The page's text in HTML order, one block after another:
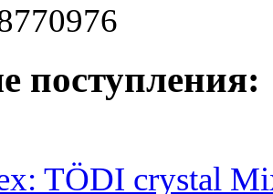
поступления:
TÖDI crystal